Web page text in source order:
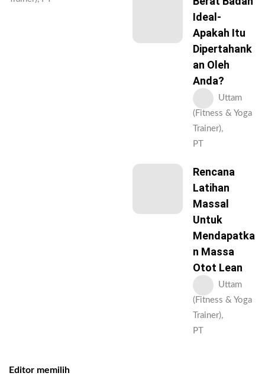
Ideal-
Apakah Itu
Dipertahank
An Oleh
Anda?
Uttam
(Fitness & Yoga
Trainer),
PT
Rencana
Latihan
Massal
Untuk
Mendapatka
N Massa
Otot Lean
Uttam
(Fitness & Yoga
Trainer),
PT
Editor memilih